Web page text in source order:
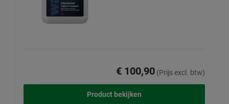
€ 100,90(Prijs excl. btw)
Product bekijken